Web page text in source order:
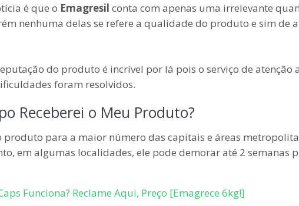
é que o Emagresil conta com apenas uma irrelevante
nenhuma delas se refere a qualidade do produto e sim de
do produto é incrível por lá pois o serviço de atenção
foram resolvidos.
Receberei o Meu Produto?
produto para a maior número das capitais e áreas
em algumas localidades, ele pode demorar até 2 semanas
Funciona? Reclame Aqui, Preço [Emagrece 6kg!]